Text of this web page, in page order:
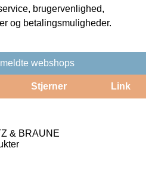
brugervenlighed,
og betalingsmuligheder.
webshops
Stjerner Link
& BRAUNE